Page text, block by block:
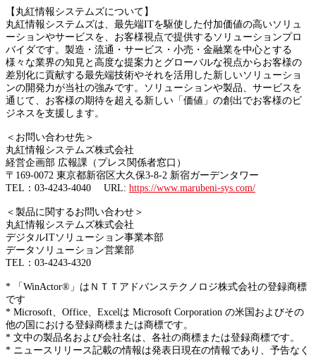
【丸紅情報システムズについて】
丸紅情報システムズは、最先端ITを駆使した付加価値の高いソリュ
ーションやサービスを、お客様視点で提供するソリューションプロ
バイダです。製造・流通・サービス・小売・金融業を中心とする
様々な業界の知見と高度な提案力とグローバルな視点からお客様の
差別化に貢献する最先端技術やそれを活用した新しいソリューショ
ンの開発力が当社の強みです。ソリューションや製品、サービスを
通じて、お客様の期待を超える新しい「価値」の創出でお客様のビ
ジネスを支援します。
＜お問い合わせ先＞
丸紅情報システムズ株式会社
経営企画部 広報課（プレス関係者窓口）
〒169-0072 東京都新宿区大久保3-8-2 新宿ガーデンタワー
TEL：03-4243-4040 URL: https://www.marubeni-sys.com/
＜製品に関するお問い合わせ＞
丸紅情報システムズ株式会社
デジタルITソリューション事業本部
データソリューション営業部
TEL：03-4243-4320
* 「WinActor®」はＮＴＴアドバンステクノロジ株式会社の登録商標
です
* Microsoft、Office、Excelは Microsoft Corporation の米国およびその
他の国における登録商標または商標です。
* 文中の製品名および会社名は、各社の商標または登録商標です。
* ニュースリリース記載の情報は発表日現在の情報であり、予告なく